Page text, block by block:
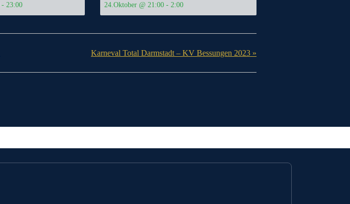
- 23:00 24.Oktober @ 21:00 - 2:00
Karneval Total Darmstadt – KV Bessungen 2023 »